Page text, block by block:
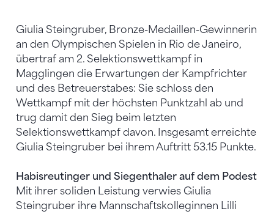
Giulia Steingruber, Bronze-Medaillen-Gewinnerin
an den Olympischen Spielen in Rio de Janeiro,
übertraf am 2. Selektionswettkampf in
Magglingen die Erwartungen der Kampfrichter
und des Betreuerstabes: Sie schloss den
Wettkampf mit der höchsten Punktzahl ab und
trug damit den Sieg beim letzten
Selektionswettkampf davon. Insgesamt erreichte
Giulia Steingruber bei ihrem Auftritt 53.15 Punkte.
Habisreutinger und Siegenthaler auf dem Podest
Mit ihrer soliden Leistung verwies Giulia
Steingruber ihre Mannschaftskolleginnen Lilli